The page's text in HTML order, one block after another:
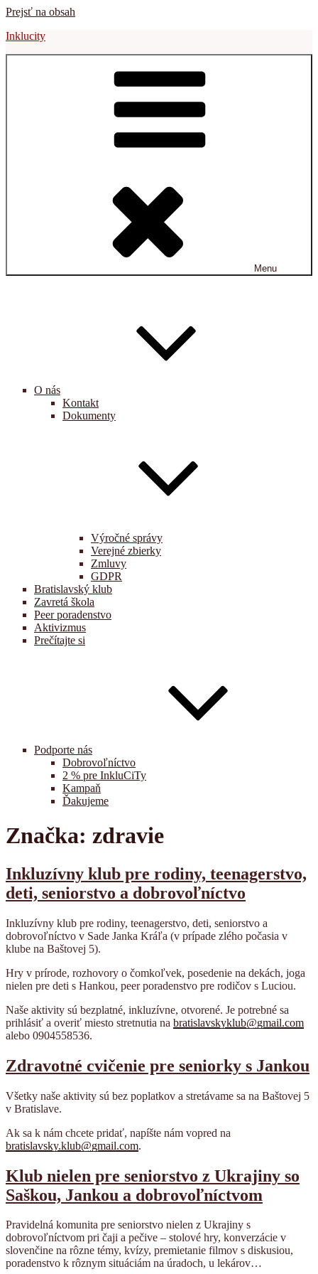
Prejsť na obsah
Inklucity
Menu
O nás
Kontakt
Dokumenty
Výročné správy
Verejné zbierky
Zmluvy
GDPR
Bratislavský klub
Zavretá škola
Peer poradenstvo
Aktivizmus
Prečítajte si
Podporte nás
Dobrovoľníctvo
2 % pre InkluCiTy
Kampaň
Ďakujeme
Značka: zdravie
Inkluzívny klub pre rodiny, teenagerstvo,
deti, seniorstvo a dobrovoľníctvo
Inkluzívny klub pre rodiny, teenagerstvo, deti, seniorstvo a
dobrovoľníctvo v Sade Janka Kráľa (v prípade zlého počasia v
klube na Baštovej 5).
Hry v prírode, rozhovory o čomkoľvek, posedenie na dekách, joga
nielen pre deti s Hankou, peer poradenstvo pre rodičov s Luciou.
Naše aktivity sú bezplatné, inkluzívne, otvorené. Je potrebné sa
prihlásiť a overiť miesto stretnutia na bratislavskyklub@gmail.com
alebo 0904558536.
Zdravotné cvičenie pre seniorky s Jankou
Všetky naše aktivity sú bez poplatkov a stretávame sa na Baštovej 5
v Bratislave.
Ak sa k nám chcete pridať, napíšte nám vopred na
bratislavsky.klub@gmail.com.
Klub nielen pre seniorstvo z Ukrajiny so
Saškou, Jankou a dobrovoľníctvom
Pravidelná komunita pre seniorstvo nielen z Ukrajiny s
dobrovoľníctvom pri čaji a pečive – stolové hry, konverzácie v
slovenčine na rôzne témy, kvízy, premietanie filmov s diskusiou,
poradenstvo k rôznym situáciám na úradoch, u lekárov…